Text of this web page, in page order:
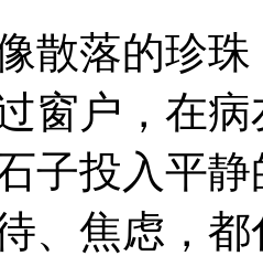
散落的珍
窗户，在
子投入平
、焦虑，